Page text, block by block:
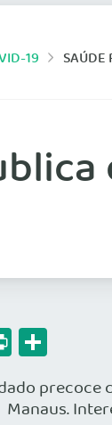
19 SAÚDE
Print
precoce
Manaus.